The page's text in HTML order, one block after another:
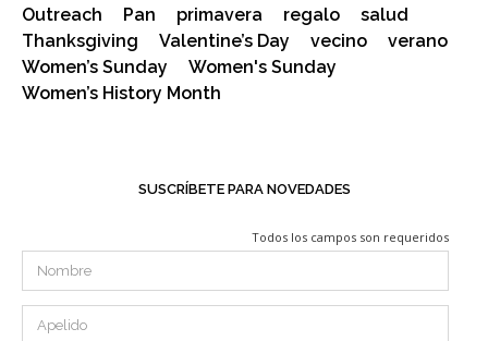
Outreach
Pan primavera regalo
salud
Thanksgiving
Valentine’s Day vecino
verano
Women’s Sunday
Women's Sunday
Women’s History Month
SUSCRÍBETE PARA NOVEDADES
Todos los campos son requeridos